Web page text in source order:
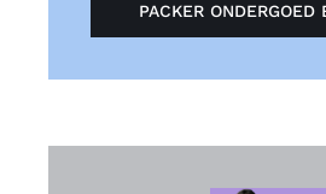
PACKER ONDERGOED